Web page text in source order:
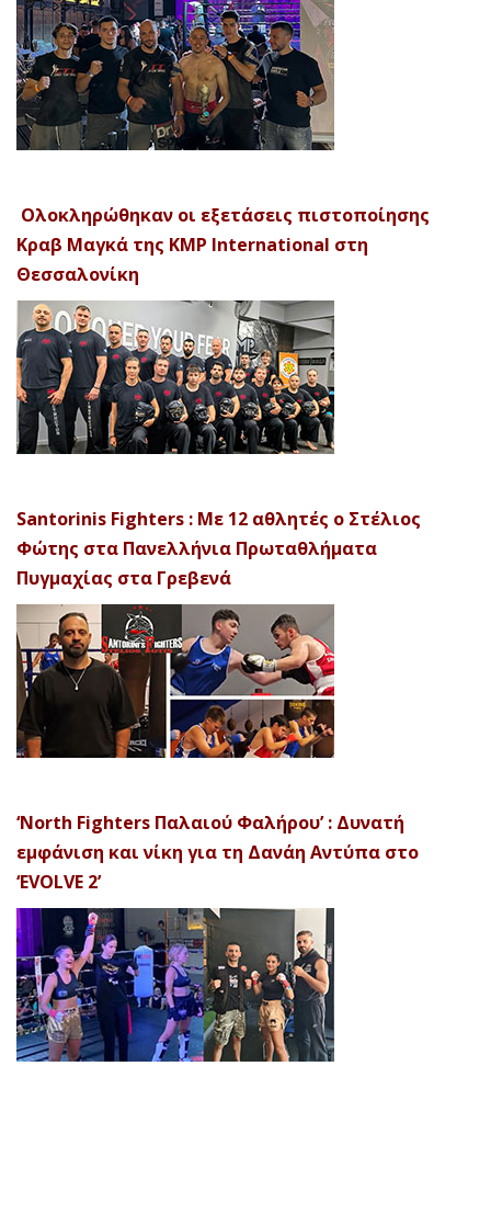
Ολοκληρώθηκαν οι εξετάσεις πιστοποίησης
Κραβ Μαγκά της KMP International στη
Θεσσαλονίκη
Santorinis Fighters : Με 12 αθλητές ο Στέλιος
Φώτης στα Πανελλήνια Πρωταθλήματα
Πυγμαχίας στα Γρεβενά
‘North Fighters Παλαιού Φαλήρου’ : Δυνατή
εμφάνιση και νίκη για τη Δανάη Αντύπα στο
‘EVOLVE 2’